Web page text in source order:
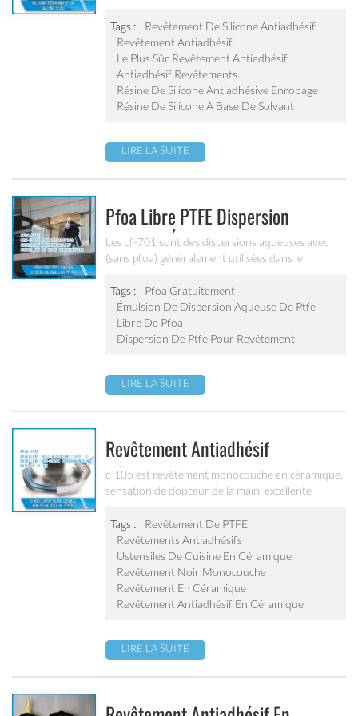
résistance aux taches, une performance
antiadhésive et une résistance supérieure aux
rayures. la surface est facile à nettoyer après la
cuisson. il a une très bonne opérabilité, il est
réalisable à 200 ℃, peut être largement appliqué
sur le revêtement intérieur des ustensiles de
Tags :
Revêtement De Silicone Antiadhésif
Revêtement Antiadhésif
Le Plus Sûr Revêtement Antiadhésif
Antiadhésif Revêtements
Résine De Silicone Antiadhésive Enrobage
Résine De Silicone À Base De Solvant
LIRE LA SUITE
Pfoa Libre PTFE Dispersion
Aqueuse Émulsion Pf-701
Les pf-701 sont des dispersions aqueuses avec
(sans pfoa) généralement utilisées dans le
diverses applications: filtration, toiture
architecturale, électronique, semi-conducteur,
agroalimentaire, emballage et autres composants
nécessitant une performance élevée matériau
Tags :
Pfoa Gratuitement
Émulsion De Dispersion Aqueuse De Ptfe
Libre De Pfoa
Dispersion De Ptfe Pour Revêtement
LIRE LA SUITE
Revêtement Antiadhésif
Céramique Monocouche Noir C-
105
c-105 est revêtement monocouche en céramique,
sensation de douceur de la main, excellente
antiadhésive et résistant à l'abrasion, il peut être
utilisé sur des ustensiles de cuisson antiadhésifs
et appareils ménagers.
Tags :
Revêtement De PTFE
Revêtements Antiadhésifs
Ustensiles De Cuisine En Céramique
Revêtement Noir Monocouche
Revêtement En Céramique
Revêtement Antiadhésif En Céramique
LIRE LA SUITE